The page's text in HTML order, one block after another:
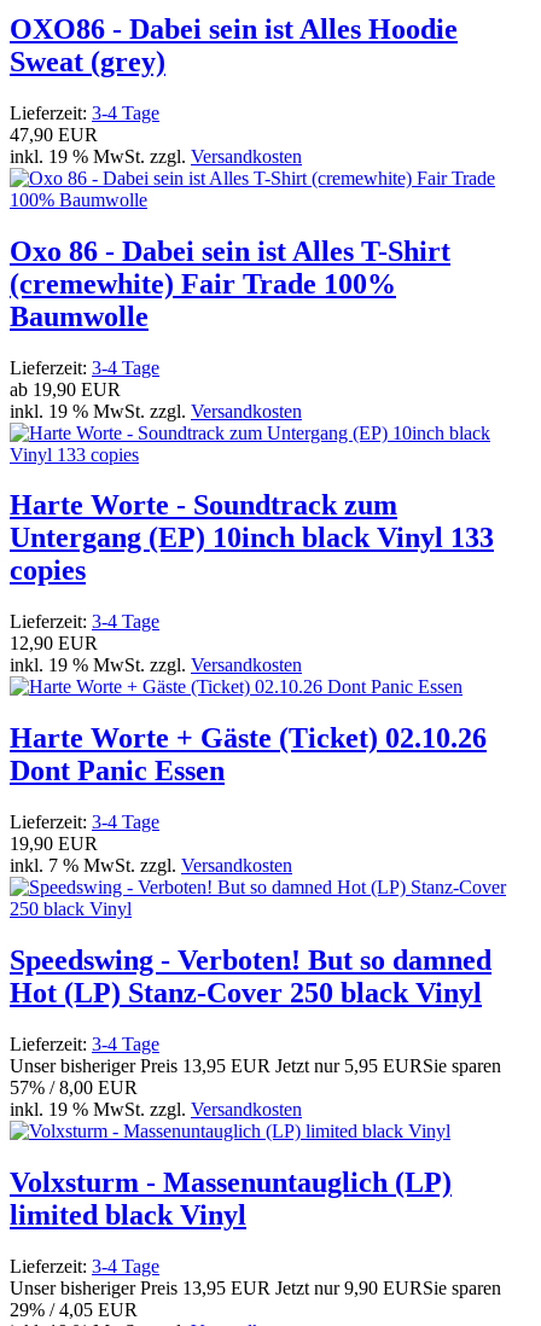
OXO86 - Dabei sein ist Alles Hoodie
Sweat (grey)
Lieferzeit: 3-4 Tage
47,90 EUR
inkl. 19 % MwSt. zzgl. Versandkosten
Oxo 86 - Dabei sein ist Alles T-Shirt
(cremewhite) Fair Trade 100%
Baumwolle
Lieferzeit: 3-4 Tage
ab 19,90 EUR
inkl. 19 % MwSt. zzgl. Versandkosten
Harte Worte - Soundtrack zum
Untergang (EP) 10inch black Vinyl 133
copies
Lieferzeit: 3-4 Tage
12,90 EUR
inkl. 19 % MwSt. zzgl. Versandkosten
Harte Worte + Gäste (Ticket) 02.10.26
Dont Panic Essen
Lieferzeit: 3-4 Tage
19,90 EUR
inkl. 7 % MwSt. zzgl. Versandkosten
Speedswing - Verboten! But so damned
Hot (LP) Stanz-Cover 250 black Vinyl
Lieferzeit: 3-4 Tage
Unser bisheriger Preis 13,95 EUR Jetzt nur 5,95 EURSie sparen
57% / 8,00 EUR
inkl. 19 % MwSt. zzgl. Versandkosten
Volxsturm - Massenuntauglich (LP)
limited black Vinyl
Lieferzeit: 3-4 Tage
Unser bisheriger Preis 13,95 EUR Jetzt nur9,90 EURSie sparen
29% / 4,05 EUR